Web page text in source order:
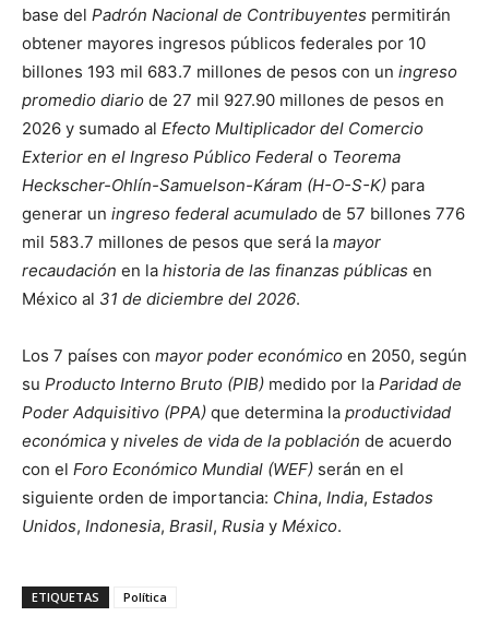
base del Padrón Nacional de Contribuyentes permitirán
obtener mayores ingresos públicos federales por 10
billones 193 mil 683.7 millones de pesos con un ingreso
promedio diario de 27 mil 927.90 millones de pesos en
2026 y sumado al Efecto Multiplicador del Comercio
Exterior en el Ingreso Público Federal o Teorema
Heckscher-Ohlín-Samuelson-Káram (H-O-S-K) para
generar un ingreso federal acumulado de 57 billones 776
mil 583.7 millones de pesos que será la mayor
recaudación en la historia de las finanzas públicas en
México al 31 de diciembre del 2026.
Los 7 países con mayor poder económico en 2050, según
su Producto Interno Bruto (PIB) medido por la Paridad de
Poder Adquisitivo (PPA) que determina la productividad
económica y niveles de vida de la población de acuerdo
con el Foro Económico Mundial (WEF) serán en el
siguiente orden de importancia: China, India, Estados
Unidos, Indonesia, Brasil, Rusia y México.
ETIQUETAS Política